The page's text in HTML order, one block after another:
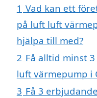
1 Vad kan ett
på luft luft
hjälpa till med?
2 Få alltid minst
luft värmepump i
3 Få 3